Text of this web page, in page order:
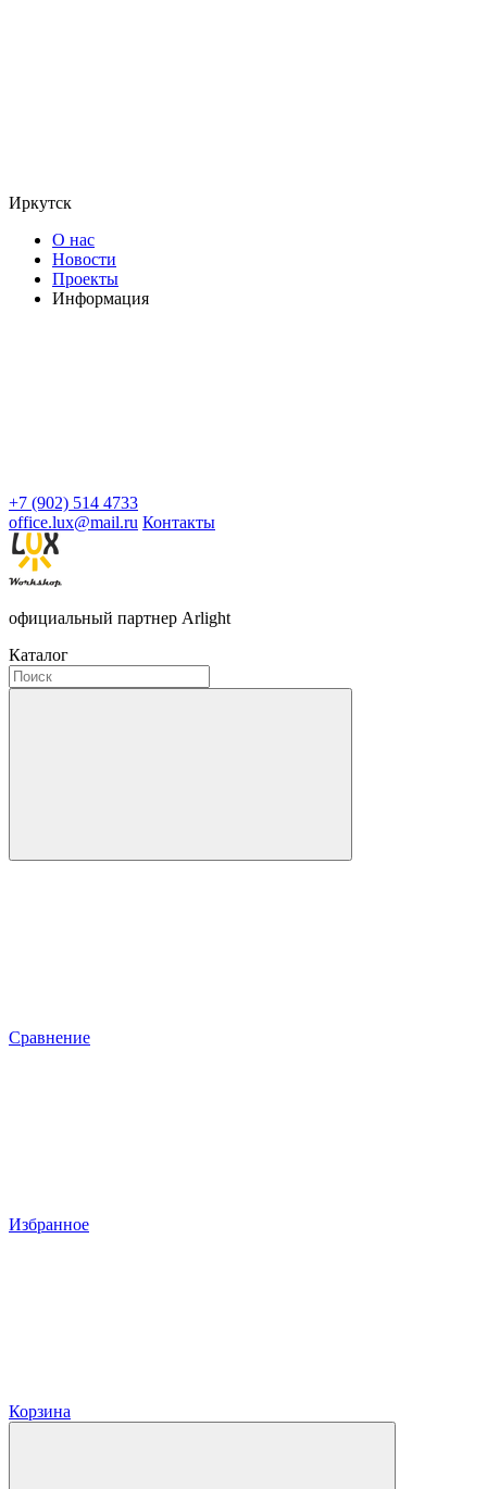
Иркутск
О нас
Новости
Проекты
Информация
+7 (902) 514 4733
office.lux@mail.ru Контакты
официальный партнер Arlight
Каталог
Сравнение
Избранное
Корзина